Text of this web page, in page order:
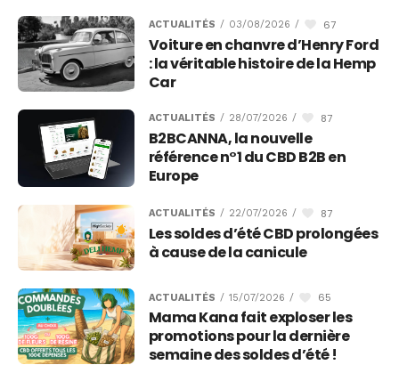
ACTUALITÉS / 03/08/2026 / 67
Voiture en chanvre d’Henry Ford
: la véritable histoire de la Hemp
Car
ACTUALITÉS / 28/07/2026 / 87
B2BCANNA, la nouvelle
référence n°1 du CBD B2B en
Europe
ACTUALITÉS / 22/07/2026 / 87
Les soldes d’été CBD prolongées
à cause de la canicule
ACTUALITÉS / 15/07/2026 / 65
Mama Kana fait exploser les
promotions pour la dernière
semaine des soldes d’été !